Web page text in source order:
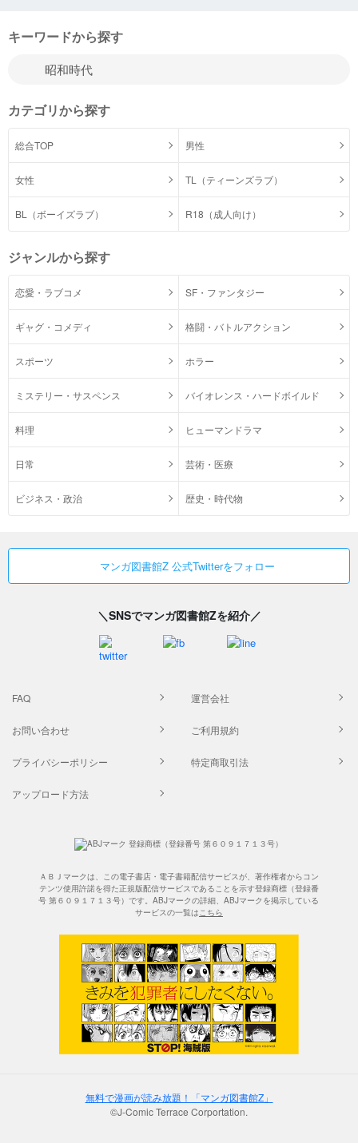
キーワードから探す
カテゴリから探す
総合TOP 男性
女性 TL（ティーンズラブ）
BL（ボーイズラブ） R18（成人向け）
ジャンルから探す
恋愛・ラブコメ SF・ファンタジー
ギャグ・コメディ 格闘・バトルアクション
スポーツ ホラー
ミステリー・サスペンス バイオレンス・ハードボイルド
料理 ヒューマンドラマ
日常 芸術・医療
ビジネス・政治 歴史・時代物
マンガ図書館Z 公式Twitterをフォロー
＼SNSでマンガ図書館Zを紹介／
FAQ 運営会社
お問い合わせ ご利用規約
プライバシーポリシー 特定商取引法
アップロード方法
ＡＢＪマークは、この電子書店・電子書籍配信サービスが、著作権者からコン
テンツ使用許諾を得た正規版配信サービスであることを示す登録商標（登録番
号 第６０９１７１３号）です。ABJマークの詳細、ABJマークを掲示している
サービスの一覧はこちら
無料で漫画が読み放題！「マンガ図書館Z」
©J-Comic Terrace Corportation.